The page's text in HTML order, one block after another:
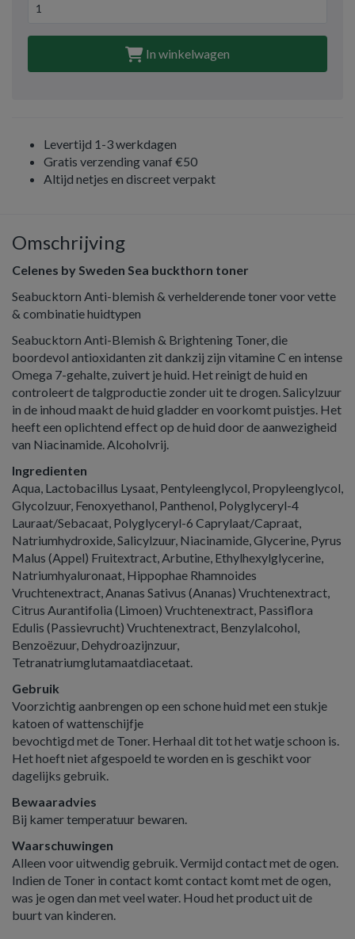
In winkelwagen
Levertijd 1-3 werkdagen
Gratis verzending vanaf €50
Altijd netjes en discreet verpakt
Omschrijving
Celenes by Sweden Sea buckthorn toner
Seabucktorn Anti-blemish & verhelderende toner voor vette
& combinatie huidtypen
Seabucktorn Anti-Blemish & Brightening Toner, die
boordevol antioxidanten zit dankzij zijn vitamine C en intense
Omega 7-gehalte, zuivert je huid. Het reinigt de huid en
controleert de talgproductie zonder uit te drogen. Salicylzuur
in de inhoud maakt de huid gladder en voorkomt puistjes. Het
heeft een oplichtend effect op de huid door de aanwezigheid
van Niacinamide. Alcoholvrij.
Ingredienten
Aqua, Lactobacillus Lysaat, Pentyleenglycol, Propyleenglycol,
Glycolzuur, Fenoxyethanol, Panthenol, Polyglyceryl-4
Lauraat/Sebacaat, Polyglyceryl-6 Caprylaat/Capraat,
Natriumhydroxide, Salicylzuur, Niacinamide, Glycerine, Pyrus
Malus (Appel) Fruitextract, Arbutine, Ethylhexylglycerine,
Natriumhyaluronaat, Hippophae Rhamnoides
Vruchtenextract, Ananas Sativus (Ananas) Vruchtenextract,
Citrus Aurantifolia (Limoen) Vruchtenextract, Passiflora
Edulis (Passievrucht) Vruchtenextract, Benzylalcohol,
Benzoëzuur, Dehydroazijnzuur,
Tetranatriumglutamaatdiacetaat.
Gebruik
Voorzichtig aanbrengen op een schone huid met een stukje
katoen of wattenschijfje
bevochtigd met de Toner. Herhaal dit tot het watje schoon is.
Het hoeft niet afgespoeld te worden en is geschikt voor
dagelijks gebruik.
Bewaaradvies
Bij kamer temperatuur bewaren.
Waarschuwingen
Alleen voor uitwendig gebruik. Vermijd contact met de ogen.
Indien de Toner in contact komt contact komt met de ogen,
was je ogen dan met veel water. Houd het product uit de
buurt van kinderen.